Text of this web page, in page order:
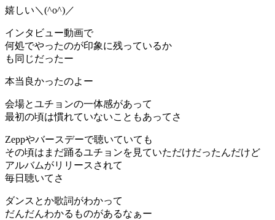
嬉しい＼(^o^)／
インタビュー動画で
何処でやったのが印象に残っているか
も同じだったー
本当良かったのよー
会場とユチョンの一体感があって
最初の頃は慣れていないこともあってさ
Zeppやバースデーで聴いていても
その頃はまだ踊るユチョンを見ていただけだったんだけど
アルバムがリリースされて
毎日聴いてさ
ダンスとか歌詞がわかって
だんだんわかるものがあるなぁー